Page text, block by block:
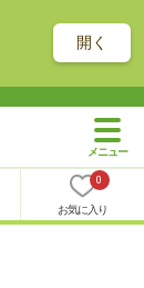
開く
0
お気に入り